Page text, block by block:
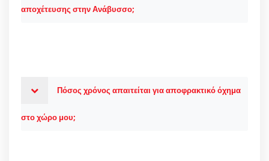
αποχέτευσης στην Ανάβυσσο;
Πόσος χρόνος απαιτείται για αποφρακτικό όχημα
στο χώρο μου;